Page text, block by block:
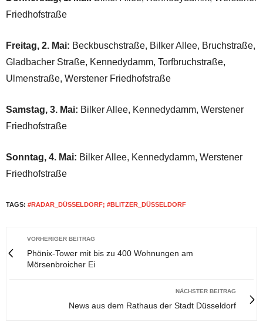
Friedhofstraße
Freitag, 2. Mai: Beckbuschstraße, Bilker Allee, Bruchstraße,
Gladbacher Straße, Kennedydamm, Torfbruchstraße,
Ulmenstraße, Werstener Friedhofstraße
Samstag, 3. Mai: Bilker Allee, Kennedydamm, Werstener
Friedhofstraße
Sonntag, 4. Mai: Bilker Allee, Kennedydamm, Werstener
Friedhofstraße
TAGS: #RADAR_DÜSSELDORF; #BLITZER_DÜSSELDORF
VORHERIGER BEITRAG
Phönix-Tower mit bis zu 400 Wohnungen am
Mörsenbroicher Ei
NÄCHSTER BEITRAG
News aus dem Rathaus der Stadt Düsseldorf